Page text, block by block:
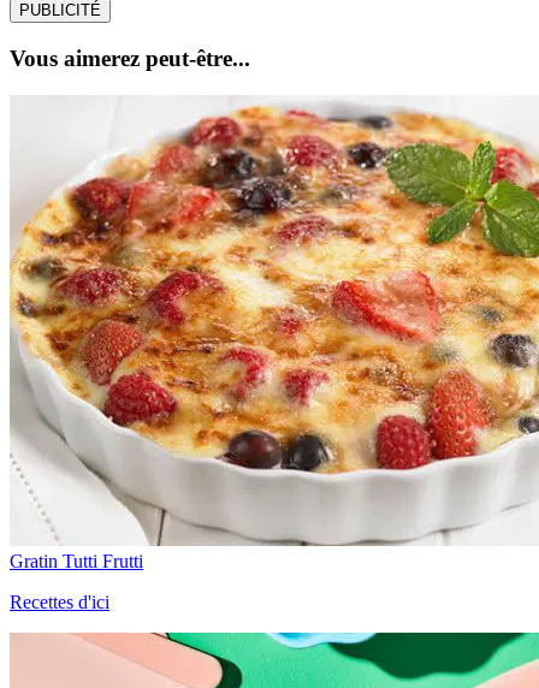
PUBLICITÉ
Vous aimerez peut-être...
Gratin Tutti Frutti
Recettes d'ici